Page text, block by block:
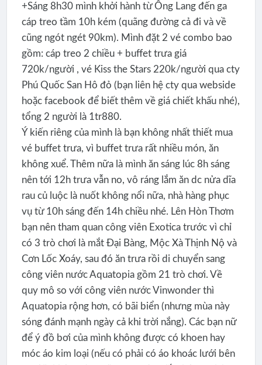
+Sáng 8h30 mình khởi hành từ Ông Lang đến ga
cáp treo tầm 10h kém (quãng đường cả đi và về
cũng ngót ngét 90km). Mình đặt 2 vé combo bao
gồm: cáp treo 2 chiều + buffet trưa giá
720k/người , vé Kiss the Stars 220k/người qua cty
Phú Quốc San Hô đỏ (bạn liên hệ cty qua webside
hoặc facebook để biết thêm về giá chiết khấu nhé),
tổng 2 người là 1tr880.
Ý kiến riêng của mình là bạn không nhất thiết mua
vé buffet trưa, vì buffet trưa rất nhiều món, ăn
không xuể. Thêm nữa là mình ăn sáng lúc 8h sáng
nên tới 12h trưa vẫn no, vô ráng lắm ăn dc nửa dĩa
rau củ luộc là nuốt không nổi nữa, nhà hàng phục
vụ từ 10h sáng đến 14h chiều nhé. Lên Hòn Thơm
bạn nên tham quan công viên Exotica trước vì chỉ
có 3 trò chơi là mắt Đại Bàng, Mộc Xà Thịnh Nộ và
Cơn Lốc Xoáy, sau đó ăn trưa rồi di chuyển sang
công viên nước Aquatopia gồm 21 trò chơi. Về
quy mô so với công viên nước Vinwonder thì
Aquatopia rộng hơn, có bãi biển (nhưng mùa này
sóng đánh mạnh ngày cả khi trời nắng). Các bạn nữ
để ý đồ bơi của mình không được có khoen hay
móc áo kim loại (nếu có phải có áo khoác lưới bên